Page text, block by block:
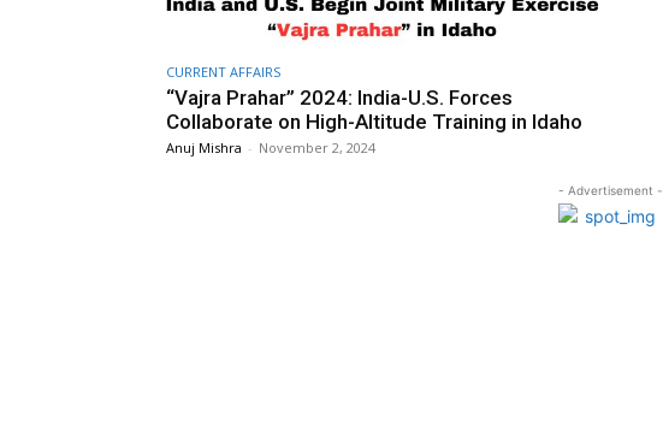
CURRENT AFFAIRS
“Vajra Prahar” 2024: India-U.S. Forces
Collaborate on High-Altitude Training in Idaho
Anuj Mishra - November 2, 2024
- Advertisement -